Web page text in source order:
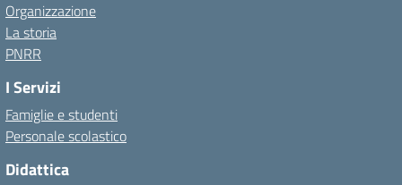
Organizzazione
La storia
PNRR
I Servizi
Famiglie e studenti
Personale scolastico
Didattica